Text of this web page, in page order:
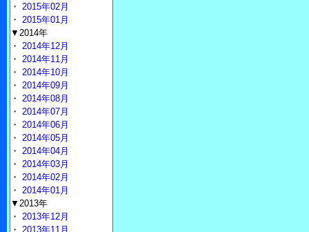
・ 2015年02月
・ 2015年01月
▼2014年
・ 2014年12月
・ 2014年11月
・ 2014年10月
・ 2014年09月
・ 2014年08月
・ 2014年07月
・ 2014年06月
・ 2014年05月
・ 2014年04月
・ 2014年03月
・ 2014年02月
・ 2014年01月
▼2013年
・ 2013年12月
・ 2013年11月